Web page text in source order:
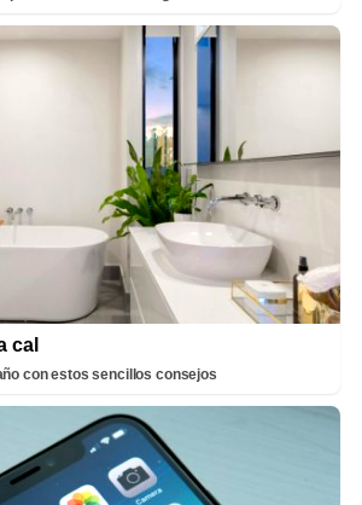
cal
con estos sencillos consejos